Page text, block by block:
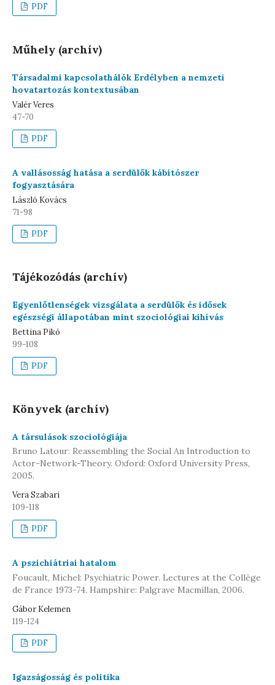
PDF
Műhely (archív)
Társadalmi kapcsolathálók Erdélyben a nemzeti
hovatartozás kontextusában
Valér Veres
47-70
PDF
A vallásosság hatása a serdülők kábítószer
fogyasztására
László Kovács
71-98
PDF
Tájékozódás (archív)
Egyenlőtlenségek vizsgálata a serdülők és idősek
egészségi állapotában mint szociológiai kihívás
Bettina Pikó
99-108
PDF
Könyvek (archív)
A társulások szociológiája
Bruno Latour: Reassembling the Social An Introduction to
Actor-Network-Theory. Oxford: Oxford University Press,
2005.
Vera Szabari
109-118
PDF
A pszichiátriai hatalom
Foucault, Michel: Psychiatric Power. Lectures at the Collège
de France 1973-74. Hampshire: Palgrave Macmillan, 2006.
Gábor Kelemen
119-124
PDF
Igazságosság és politika